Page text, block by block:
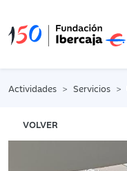
Actividades Servicios
VOLVER